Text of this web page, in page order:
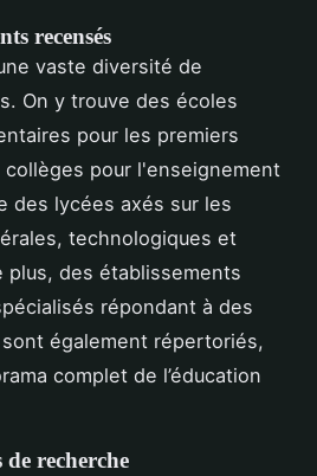
recensés
vaste diversité de
On y trouve des écoles
pour les premiers
pour l'enseignement
des lycées axés sur les
technologiques et
plus, des établissements
répondant à des
également répertoriés,
complet de l’éducation
recherche